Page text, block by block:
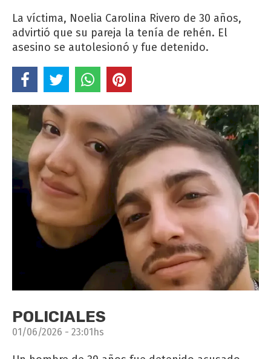
La víctima, Noelia Carolina Rivero de 30 años,
advirtió que su pareja la tenía de rehén. El
asesino se autolesionó y fue detenido.
POLICIALES
01/06/2026 - 23:01hs